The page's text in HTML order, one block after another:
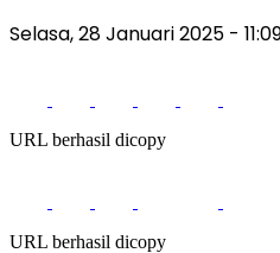
Selasa, 28 Januari 2025 -
URL berhasil dicopy
URL berhasil dicopy